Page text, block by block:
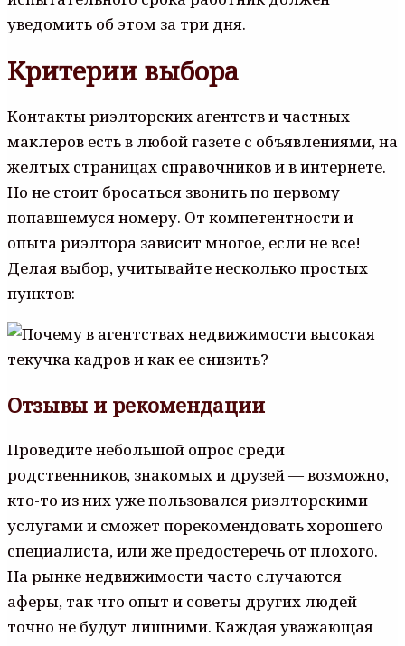
уведомить об этом за три дня.
Критерии выбора
Контакты риэлторских агентств и частных
маклеров есть в любой газете с объявлениями, на
желтых страницах справочников и в интернете.
Но не стоит бросаться звонить по первому
попавшемуся номеру. От компетентности и
опыта риэлтора зависит многое, если не все!
Делая выбор, учитывайте несколько простых
пунктов:
Отзывы и рекомендации
Проведите небольшой опрос среди
родственников, знакомых и друзей — возможно,
кто-то из них уже пользовался риэлторскими
услугами и сможет порекомендовать хорошего
специалиста, или же предостеречь от плохого.
На рынке недвижимости часто случаются
аферы, так что опыт и советы других людей
точно не будут лишними. Каждая уважающая